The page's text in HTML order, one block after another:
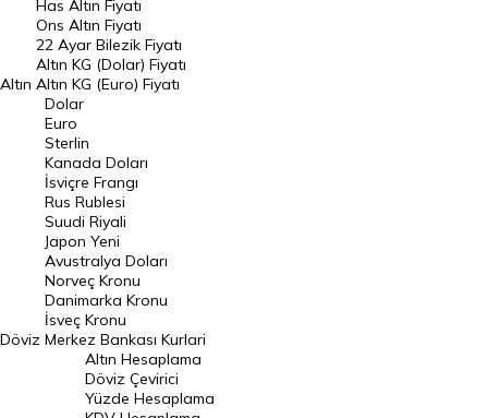
Norveç Kronu Kuru
Japon Yeni Kuru
Merkez Bankası Döviz Kurları
ALTIN
Gram Altın Fiyatı
Cumhuriyet Altını Fiyatı
Altın (ONS) Fiyatı
Dolar/Kg Altın Fiyatı
Altın
Has Altın Fiyatı
Ons Altın Fiyatı
22 Ayar Bilezik Fiyatı
Altın KG (Dolar) Fiyatı
Altın KG (Euro) Fiyatı
Döviz
Dolar
Euro
Sterlin
Kanada Doları
İsviçre Frangı
Rus Rublesi
Suudi Riyali
Japon Yeni
Avustralya Doları
Norveç Kronu
Danimarka Kronu
İsveç Kronu
Merkez Bankası Kurlari
Altın Hesaplama
Döviz Çevirici
Yüzde Hesaplama